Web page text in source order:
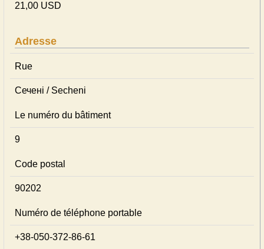
21,00 USD
Adresse
Rue
Сечені / Secheni
Le numéro du bâtiment
9
Code postal
90202
Numéro de téléphone portable
+38-050-372-86-61